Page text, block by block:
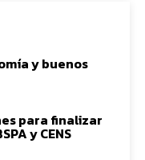
y buenos
para finalizar
y CENS